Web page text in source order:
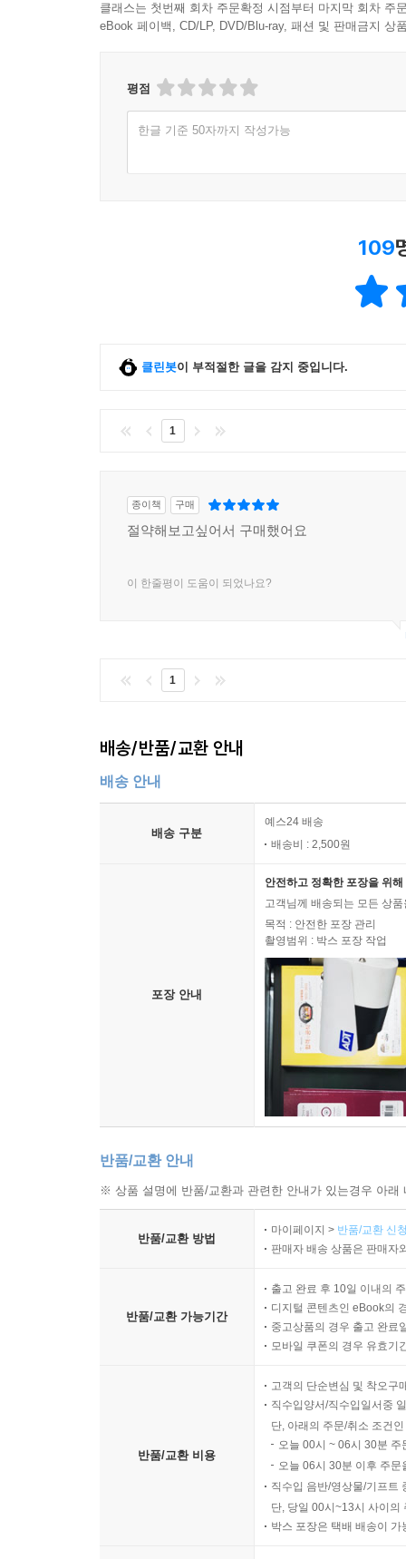
클래스는 첫번째 회차 주문확정 시점부터 마지막 회차 주
eBook 페이백, CD/LP, DVD/Blu-ray, 패션 및 판매금지 상
평점
한글 기준 50자까지 작성가능
109
클린봇이 부적절한 글을 감지 중입니다.
1
종이책 구매
절약해보고싶어서 구매했어요
이 한줄평이 도움이 되었나요?
1
배송/반품/교환 안내
배송 안내
배송 구분
예스24 배송
배송비 : 2,500원
포장 안내
안전하고 정확한 포장을 위
고객님께 배송되는 모든 상
목적 : 안전한 포장 관리
촬영범위 : 박스 포장 작업
반품/교환 안내
※ 상품 설명에 반품/교환과 관련한 안내가 있는경우 아
반품/교환 방법
마이페이지 > 반품/교환 신
판매자 배송 상품은 판매자
반품/교환 가능기간
출고 완료 후 10일 이내의
디지털 콘텐츠인 eBook의
중고상품의 경우 출고 완료
모바일 쿠폰의 경우 유효기
반품/교환 비용
고객의 단순변심 및 착오구
직수입양서/직수입일서중
단, 아래의 주문/취소 조건
오늘 00시 ~ 06시 30분
오늘 06시 30분 이후 주
직수입 음반/영상물/기프트
단, 당일 00시~13시 사이의
박스 포장은 택배 배송이